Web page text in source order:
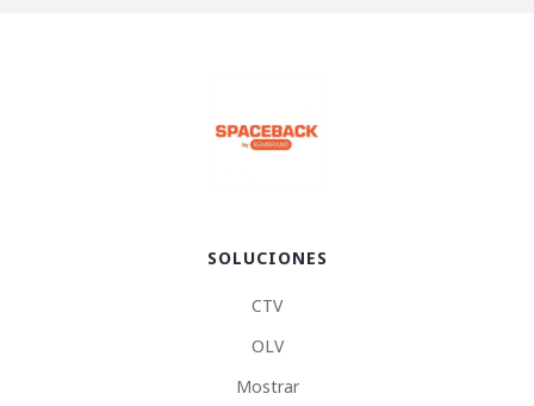
SOLUCIONES
CTV
OLV
Mostrar